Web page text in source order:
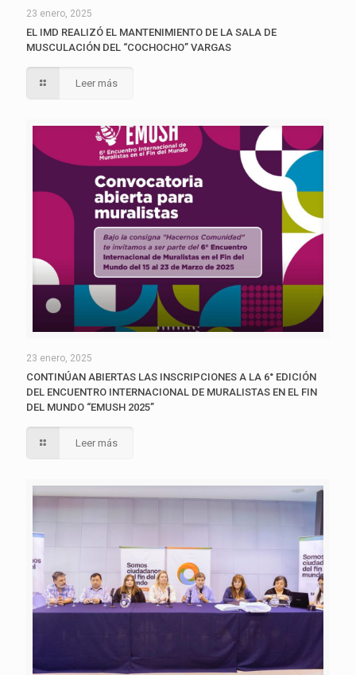
23 enero, 2025
EL IMD REALIZÓ EL MANTENIMIENTO DE LA SALA DE
MUSCULACIÓN DEL “COCHOCHO” VARGAS
Leer más
23 enero, 2025
CONTINÚAN ABIERTAS LAS INSCRIPCIONES A LA 6° EDICIÓN
DEL ENCUENTRO INTERNACIONAL DE MURALISTAS EN EL FIN
DEL MUNDO “EMUSH 2025”
Leer más